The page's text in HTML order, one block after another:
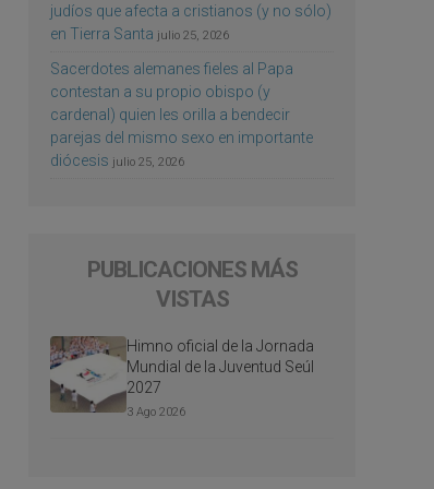
judíos que afecta a cristianos (y no sólo)
en Tierra Santa julio 25, 2026
Sacerdotes alemanes fieles al Papa
contestan a su propio obispo (y
cardenal) quien les orilla a bendecir
parejas del mismo sexo en importante
diócesis julio 25, 2026
PUBLICACIONES MÁS
VISTAS
Himno oficial de la Jornada
Mundial de la Juventud Seúl
2027
3 Ago 2026